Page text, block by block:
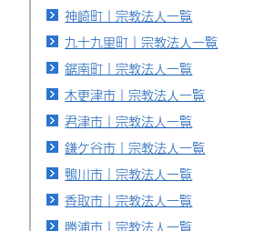
神崎町｜宗教法人一覧
九十九里町｜宗教法人一覧
鋸南町｜宗教法人一覧
木更津市｜宗教法人一覧
君津市｜宗教法人一覧
鎌ケ谷市｜宗教法人一覧
鴨川市｜宗教法人一覧
香取市｜宗教法人一覧
勝浦市｜宗教法人一覧